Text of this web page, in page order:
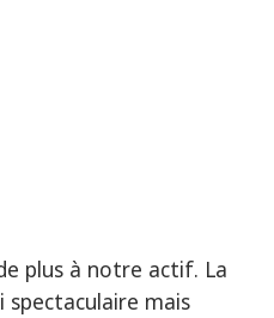
plus à notre actif. La
mais